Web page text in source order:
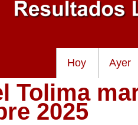
Hoy Ayer
Tolima
2025